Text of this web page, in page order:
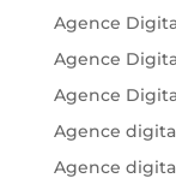
Agence
Agence
Agence
Agence
Agence